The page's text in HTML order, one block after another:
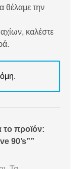
θέλαμε την
καλέστε
το προϊόν:
90’s””